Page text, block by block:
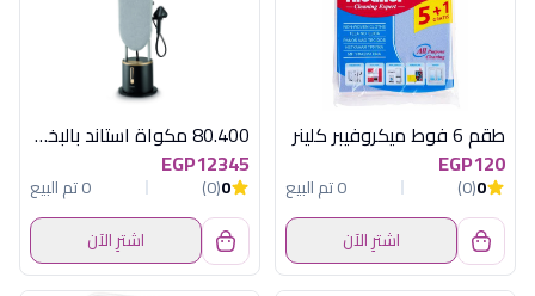
طقم 6 فوط ميكروفيبر كلينر
EGP120
0
(0)
0 تم البيع
اشترِ الآن
80.400 مكواة استاند بالبخار2200وات كينود
EGP12345
0
(0)
0 تم البيع
اشترِ الآن